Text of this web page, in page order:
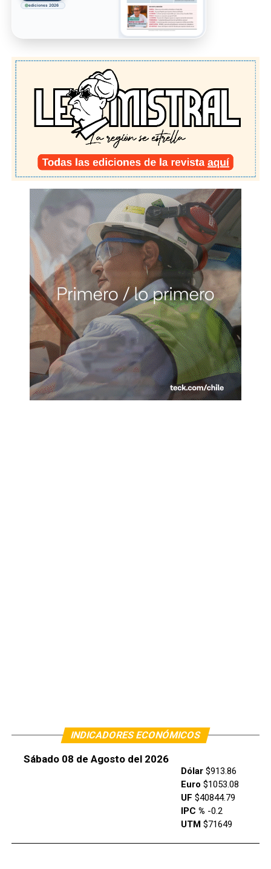
ediciones 2026
INDICADORES ECONÓMICOS
Sábado 08 de Agosto del 2026
Dólar$913.86
Euro $1053.08
UF $40844.79
IPC % -0.2
UTM$71649